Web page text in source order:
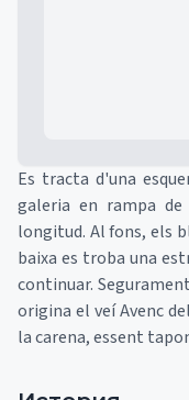
Es tracta d'una
galeria en rampa
longitud. Al fons, els
baixa es troba una
continuar.
origina el veí Avenc
la carena, essent